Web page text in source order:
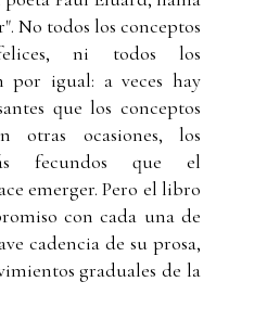
No todos los conceptos
ni todos los
por igual: a veces hay
que los conceptos
otras ocasiones, los
fecundos que el
emerger. Pero el libro
con cada una de
cadencia de su prosa,
graduales de la